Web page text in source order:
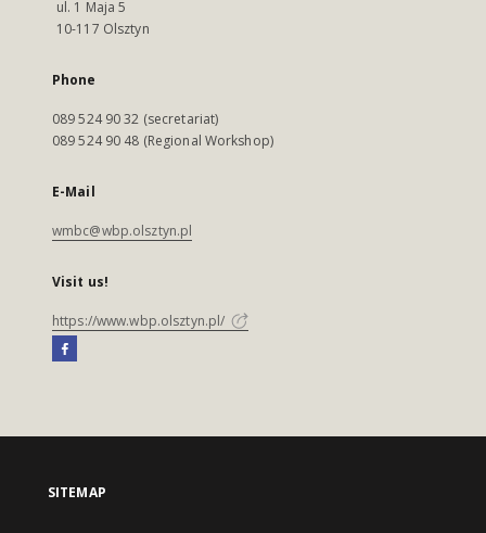
ul. 1 Maja 5
10-117 Olsztyn
Phone
089 524 90 32 (secretariat)
089 524 90 48 (Regional Workshop)
E-Mail
wmbc@wbp.olsztyn.pl
Visit us!
https://www.wbp.olsztyn.pl/
SITEMAP